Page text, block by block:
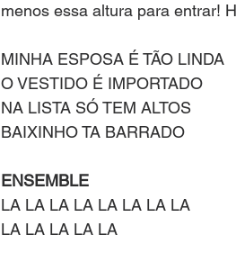
menos essa altura para entrar!
MINHA ESPOSA É TÃO
O VESTIDO É IMPORTADO
NA LISTA SÓ TEM ALTOS
BAIXINHO TA BARRADO
ENSEMBLE
LA LA LA LA LA LA LA LA
LA LA LA LA LA